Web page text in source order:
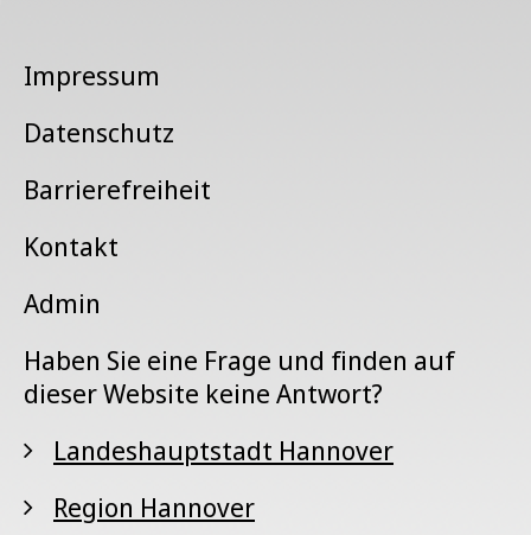
Impressum
Datenschutz
Barrierefreiheit
Kontakt
Admin
Haben Sie eine Frage und finden auf
dieser Website keine Antwort?
Landeshauptstadt Hannover
Region Hannover